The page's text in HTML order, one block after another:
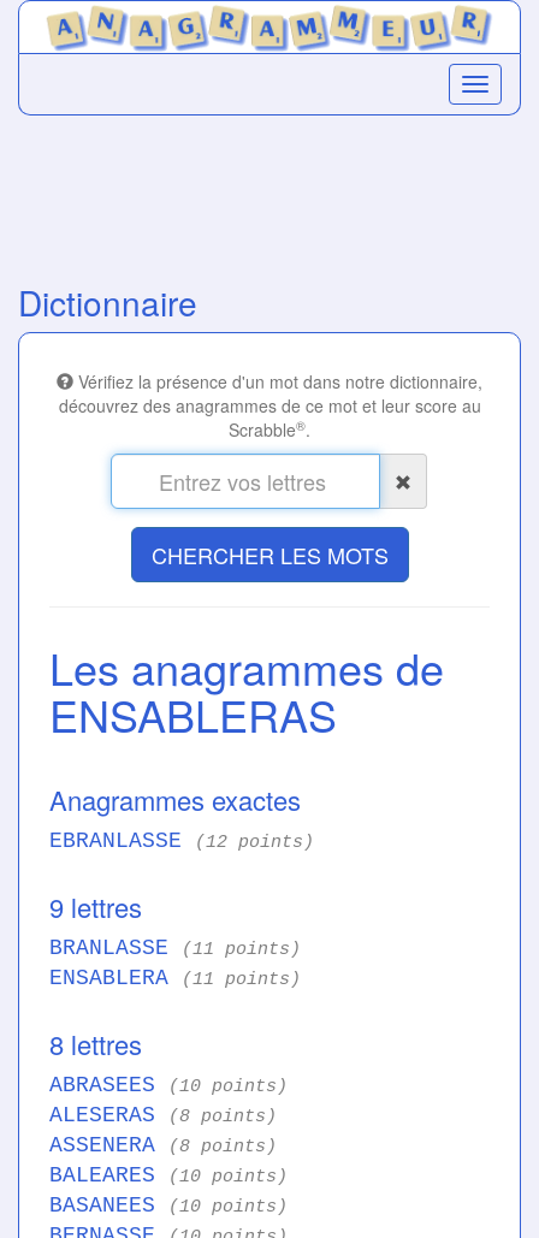
Dictionnaire
Vérifiez la présence d'un mot dans notre dictionnaire,
découvrez des anagrammes de ce mot et leur score au
Scrabble®.
CHERCHER LES MOTS
Les anagrammes de
ENSABLERAS
Anagrammes exactes
EBRANLASSE (12 points)
9 lettres
BRANLASSE (11 points)
ENSABLERA (11 points)
8 lettres
ABRASEES (10 points)
ALESERAS (8 points)
ASSENERA (8 points)
BALEARES (10 points)
BASANEES (10 points)